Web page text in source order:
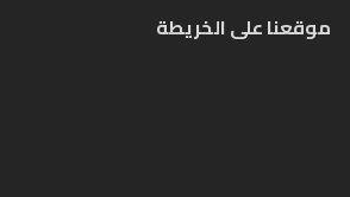
موقعنا على الخريطة